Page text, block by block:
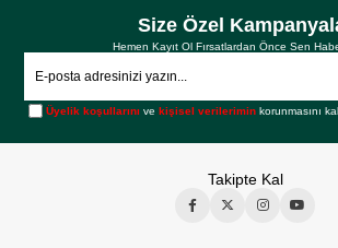
Size Özel
Hemen Kayıt Ol Fırsatlardan Önce Sen
Üyelik koşullarını vekişisel verilerimin korunmasını
Takipte Kal